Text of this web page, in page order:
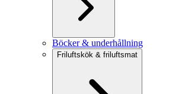
Böcker & underhållning
Friluftskök & friluftsmat